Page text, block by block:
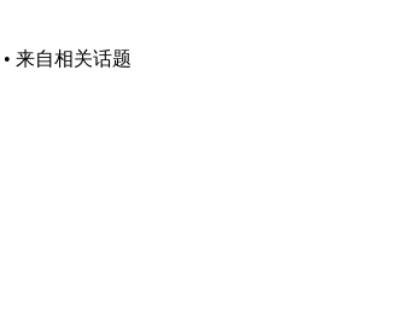
• 来自相关话题